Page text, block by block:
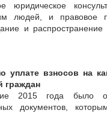
юридическое
людей, и правовое
и
уплате взносов на
граждан
2015 года было
документов,